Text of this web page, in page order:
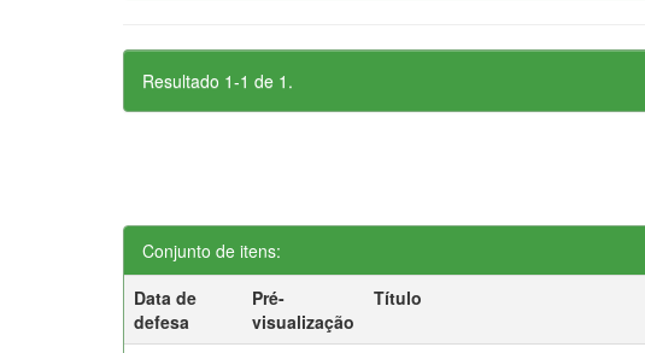
Resultado 1-1 de 1.
Conjunto de itens:
Data de
defesa
Pré-
visualização
Título